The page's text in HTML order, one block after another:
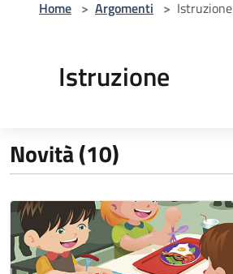
Home > Argomenti > Istruzione
Istruzione
Novità (10)